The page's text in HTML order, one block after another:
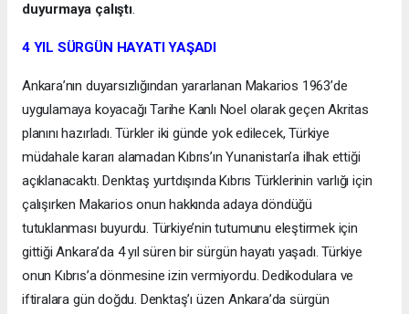
duyurmaya çalıştı.
4 YIL SÜRGÜN HAYATI YAŞADI
Ankara’nın duyarsızlığından yararlanan Makarios 1963’de
uygulamaya koyacağı Tarihe Kanlı Noel olarak geçen Akritas
planını hazırladı. Türkler iki günde yok edilecek, Türkiye
müdahale kararı alamadan Kıbrıs’ın Yunanistan’a ilhak ettiği
açıklanacaktı. Denktaş yurtdışında Kıbrıs Türklerinin varlığı için
çalışırken Makarios onun hakkında adaya döndüğü
tutuklanması buyurdu. Türkiye’nin tutumunu eleştirmek için
gittiği Ankara’da 4 yıl süren bir sürgün hayatı yaşadı. Türkiye
onun Kıbrıs’a dönmesine izin vermiyordu. Dedikodulara ve
iftiralara gün doğdu. Denktaş’ı üzen Ankara’da sürgün